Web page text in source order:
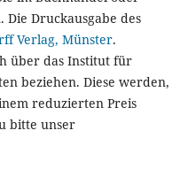
Druckausgabe des
Verlag, Münster.
über das Institut für
beziehen. Diese werden,
reduzierten Preis
bitte unser